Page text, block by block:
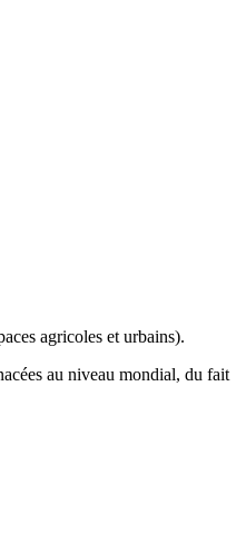
agricoles et urbains).
au niveau mondial, du fait